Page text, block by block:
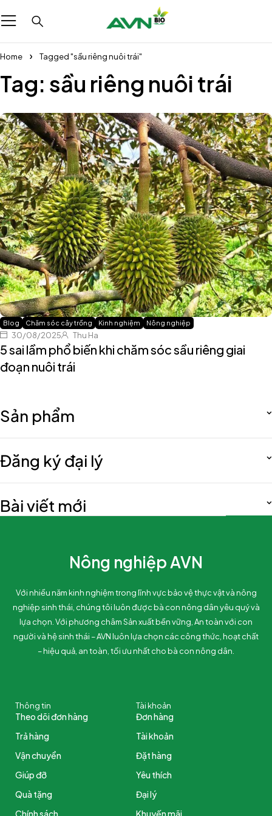
Home Tagged "sầu riêng nuôi trái"
Tag: sầu riêng nuôi trái
Blog Chăm sóc cây trồng Kinh nghiệm Nông nghiệp
30/08/2025 Thu Ha
5 sai lầm phổ biến khi chăm sóc sầu riêng giai
đoạn nuôi trái
Sản phẩm
Đăng ký đại lý
Bài viết mới
Nông nghiệp AVN
Với nhiều năm kinh nghiệm trong lĩnh vực bảo vệ thực vật và nông
nghiệp sinh thái, chúng tôi luôn được bà con nông dân yêu quý và
lựa chọn. Với phương châm Sản xuất bền vững, An toàn với con
người và hệ sinh thái – AVN luôn lựa chọn các công thức, hoạt chất
– hiệu quả, an toàn, tối ưu nhất cho bà con nông dân.
Thông tin
Theo dõi đơn hàng
Trả hàng
Vận chuyển
Giúp đỡ
Quà tặng
Chính sách
Tài khoản
Đơn hàng
Tài khoản
Đặt hàng
Yêu thích
Đại lý
Khuyến mãi